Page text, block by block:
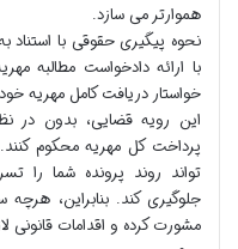
هموارتر می سازد.
نحوه پیگیری حقوقی با استناد
با ارائه دادخواست مطالبه
خواستار دریافت کامل مهریه
این رویه قضایی، بدون در
پرداخت کل مهریه محکوم
تواند روند پرونده شما را
جلوگیری کند. بنابراین،
مشورت کرده و اقدامات قانونی